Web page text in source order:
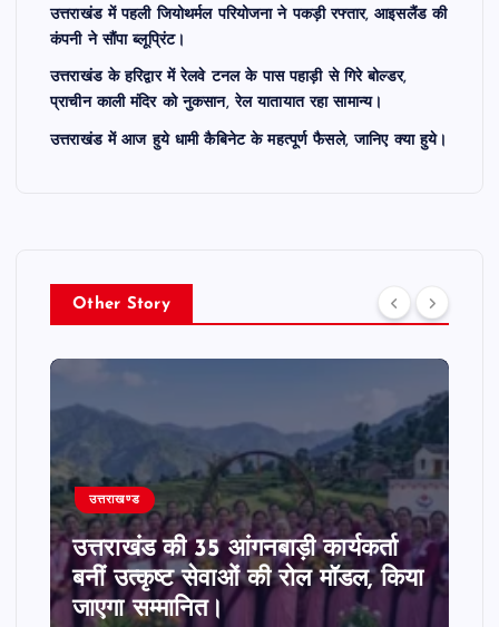
उत्तराखंड में पहली जियोथर्मल परियोजना ने पकड़ी रफ्तार, आइसलैंड की
कंपनी ने सौंपा ब्लूप्रिंट।
उत्तराखंड के हरिद्वार में रेलवे टनल के पास पहाड़ी से गिरे बोल्डर,
प्राचीन काली मंदिर को नुकसान, रेल यातायात रहा सामान्य।
उत्तराखंड में आज हुये धामी कैबिनेट के महत्पूर्ण फैसले, जानिए क्या हुये।
Other Story
उत्तराखण्ड
उत्तराखंड की 35 आंगनबाड़ी कार्यकर्ता
बनीं उत्कृष्ट सेवाओं की रोल मॉडल, किया
जाएगा सम्मानित।